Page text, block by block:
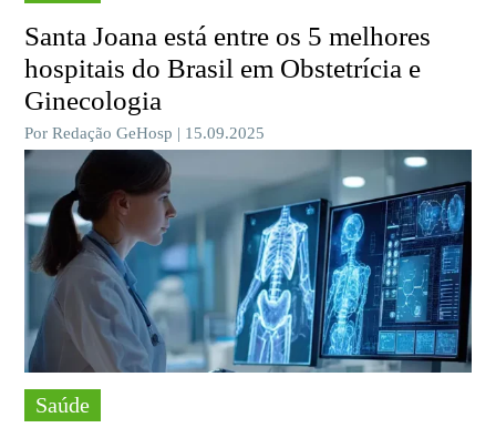
Santa Joana está entre os 5 melhores
hospitais do Brasil em Obstetrícia e
Ginecologia
Por Redação GeHosp | 15.09.2025
Saúde